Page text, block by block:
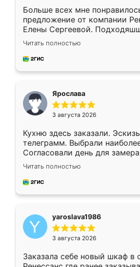
Больше всех мне
предложение от компании
Елены Сергеевой.
короткие сроки
для замера сотрудник
предложил по моему эскизу
Читать полностью
Ярослава
3 августа 2026
Кухню здесь заказали.
телеграмм. Выбрали
Согласовали день для
недели кухня была уже
довольны работой. Спасибо
мебель за качественную
Читать полностью
yaroslava1986
3 августа 2026
Заказала себе новый шкаф в